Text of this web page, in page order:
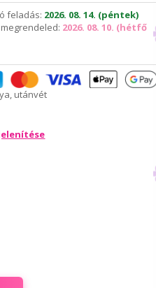
feladás: 2026. 08. 14. (péntek)
2026. 08. 10. (hétfő
utánvét